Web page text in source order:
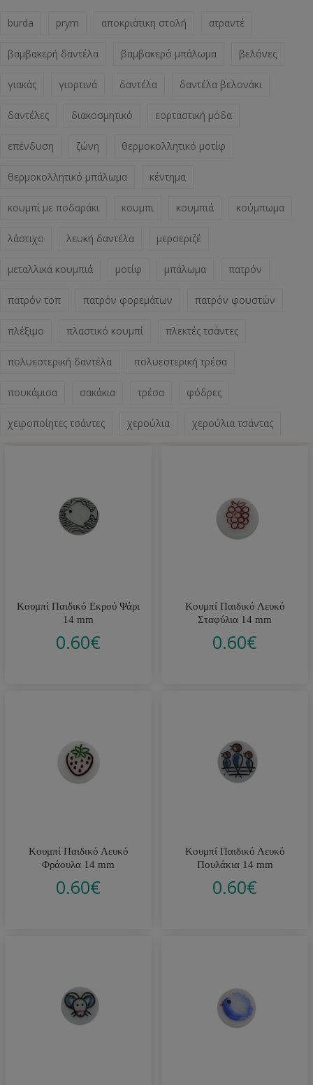
burda prym αποκριάτικη στολή ατραντέ
βαμβακερή δαντέλα βαμβακερό μπάλωμα βελόνες
γιακάς γιορτινά δαντέλα δαντέλα βελονάκι
δαντέλες διακοσμητικό εορταστική μόδα
επένδυση ζώνη θερμοκολλητικό μοτίφ
θερμοκολλητικό μπάλωμα κέντημα
κουμπί με ποδαράκι κουμπι κουμπιά κούμπωμα
λάστιχο λευκή δαντέλα μερσεριζέ
μεταλλικά κουμπιά μοτίφ μπάλωμα πατρόν
πατρόν τοπ πατρόν φορεμάτων πατρόν φουστών
πλέξιμο πλαστικό κουμπί πλεκτές τσάντες
πολυεστερική δαντέλα πολυεστερική τρέσα
πουκάμισα σακάκια τρέσα φόδρες
χειροποίητες τσάντες χερούλια χερούλια τσάντας
Κουμπί Παιδικό Εκρού Ψάρι
14 mm
0.60€
Κουμπί Παιδικό Λευκό
Σταφύλια 14 mm
0.60€
Κουμπί Παιδικό Λευκό
Φράουλα 14 mm
0.60€
Κουμπί Παιδικό Λευκό
Πουλάκια 14 mm
0.60€